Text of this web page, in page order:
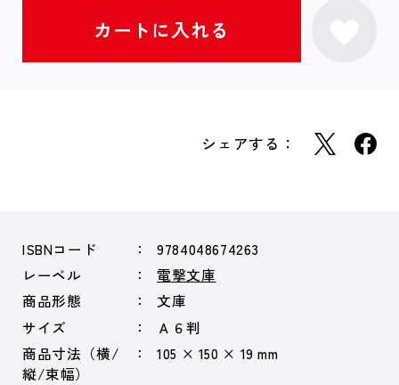
シェアする：
ISBNコード
9784048674263
レーベル
電撃文庫
商品形態
文庫
サイズ
Ａ６判
商品寸法（横/
縦/束幅）
105 × 150 × 19 mm